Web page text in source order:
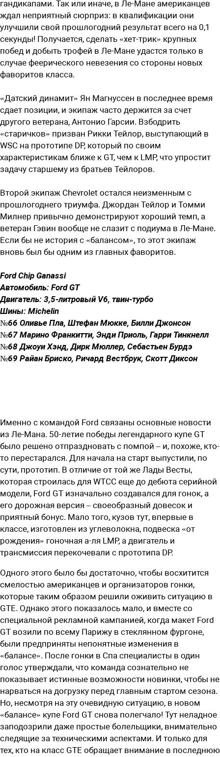
гандикапами. Так или иначе, в Ле-Мане американцев
ждал неприятный сюрприз: в квалификации они
улучшили свой прошлогодний результат всего на 0,1
секунды! Получается, сделать «хет-трик» крупных
побед и добыть трофей в Ле-Мане удастся только в
случае феерического невезения со стороны новых
фаворитов класса.
«Датский динамит» Ян Магнуссен в последнее время
сдает позиции, и экипаж часто держится за счет
другого ветерана, Антонио Гарсии. Взбодрить
«старичков» призван Рикки Тейлор, выступающий в
WSC на прототипе DP, который по своим
характеристикам ближе к GT, чем к LMP, что упростит
задачу старшему из братьев Тейлоров.
Второй экипаж Chevrolet остался неизменным с
прошлогоднего триумфа. Джордан Тейлор и Томми
Милнер привычно демонстрируют хороший темп, а
ветеран Гэвин вообще не слазит с подиума в Ле-Мане.
Если бы не история с «балансом», то этот экипаж
вновь был бы одним из главных фаворитов.
Ford Chip Ganassi
Автомобиль: Ford GT
Двигатель: 3,5-литровый V6, твин-турбо
Шины: Michelin
№66 Оливье Пла, Штефан Мюкке, Билли Джонсон
№67 Марино Франкитти, Энди Приоль, Гарри Тинкнелл
№68 Джоуи Хэнд, Дирк Мюллер, Себастьен Бурдэ
№69 Райан Бриско, Ричард Вестбрук, Скотт Диксон
Именно с командой Ford связаны основные новости
из Ле-Мана. 50-летие победы легендарного купе GT
было решено отпраздновать с помпой – и, похоже, кто-
то перестарался. Для начала на старт выпустили, по
сути, прототип. В отличие от той же Лады Весты,
которая строилась для WTCC еще до дебюта серийной
модели, Ford GT изначально создавался для гонок, а
его дорожная версия – своеобразный довесок и
приятный бонус. Мало того, кузов тут, впервые в
классе, изготовлен из углеволокна, подвеска «от
рождения» гоночная а-ля LMP, а двигатель и
трансмиссия перекочевали с прототипа DP.
Одного этого было бы достаточно, чтобы восхитится
смелостью американцев и организаторов гонки,
которые таким образом решили оживить ситуацию в
GTE. Однако этого показалось мало, и вместе со
специальной рекламной кампанией, когда макет Ford
GT возили по всему Парижу в стеклянном фургоне,
были предприняты непонятные изменения в
«балансе». После гонки в Спа специалисты в один
голос утверждали, что команда сознательно не
показывает истинные возможности новинки, чтобы не
нарваться на догрузку перед главным стартом сезона.
Но, несмотря на эту очевидную ситуацию, в новом
«балансе» купе Ford GT снова полегчало! Тут неладное
заподозрили даже простые болельщики, внимательно
следящие за техническими аспектами. И только для
тех, кто на класс GTE обращает внимание в последнюю